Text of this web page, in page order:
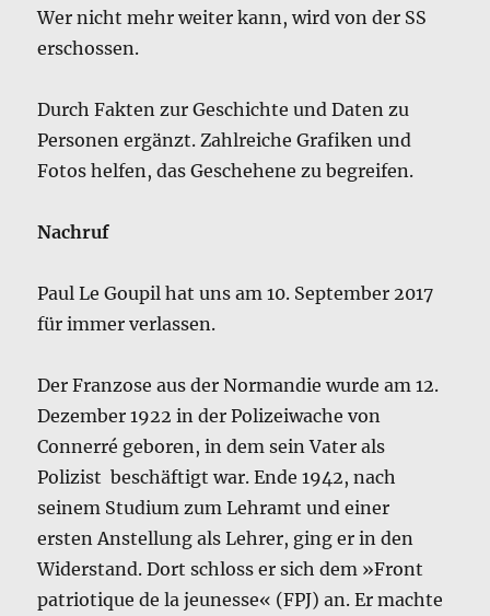
Wer nicht mehr weiter kann, wird von der SS
erschossen.
Durch Fakten zur Geschichte und Daten zu
Personen ergänzt. Zahlreiche Grafiken und
Fotos helfen, das Geschehene zu begreifen.
Nachruf
Paul Le Goupil hat uns am 10. September 2017
für immer verlassen.
Der Franzose aus der Normandie wurde am 12.
Dezember 1922 in der Polizeiwache von
Connerré geboren, in dem sein Vater als
Polizist beschäftigt war. Ende 1942, nach
seinem Studium zum Lehramt und einer
ersten Anstellung als Lehrer, ging er in den
Widerstand. Dort schloss er sich dem »Front
patriotique de la jeunesse« (FPJ) an. Er machte